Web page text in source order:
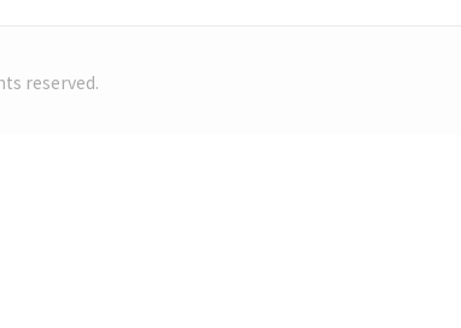
reserved.